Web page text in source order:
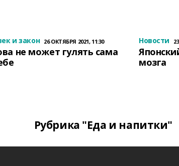
и закон 26 ОКТЯБРЯ 2021, 11:30
не может гулять сама
Новости
мозга
Рубрика "Еда и напитки"